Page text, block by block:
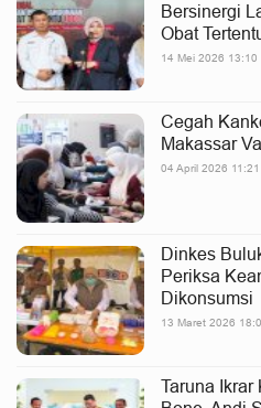
Bersinergi
Obat
14 Mei 2026 13:10
Cegah
Makassar
04 April 2026 11:21
Dinkes
Periksa
Dikonsumsi
13 Maret 2026
Taruna Ikrar